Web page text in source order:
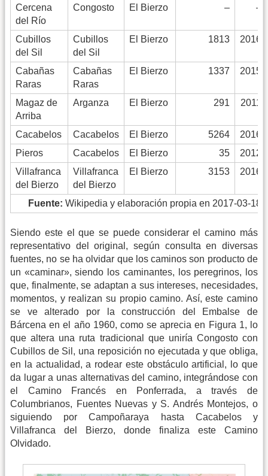
Cercena
del Río
Congosto El Bierzo – –
Cubillos
del Sil
Cubillos
del Sil
El Bierzo 1813 2016
Cabañas
Raras
Cabañas
Raras
El Bierzo 1337 2015
Magaz de
Arriba
Arganza El Bierzo 291 2011
Cacabelos Cacabelos El Bierzo 5264
2016
Pieros
Cacabelos El Bierzo 35
2012
Villafranca
del Bierzo
Villafranca
del Bierzo
El Bierzo 3153 2016
Fuente: Wikipedia y elaboración propia en 2017-03-18
Siendo este el que se puede considerar el camino más
representativo del original, según consulta en diversas
fuentes, no se ha olvidar que los caminos son producto de
un «caminar», siendo los caminantes, los peregrinos, los
que, finalmente, se adaptan a sus intereses, necesidades,
momentos, y realizan su propio camino. Así, este camino
se ve alterado por la construcción del Embalse de
Bárcena en el año 1960, como se aprecia en Figura 1, lo
que altera una ruta tradicional que uniría Congosto con
Cubillos de Sil, una reposición no ejecutada y que obliga,
en la actualidad, a rodear este obstáculo artificial, lo que
da lugar a unas alternativas del camino, integrándose con
el Camino Francés en Ponferrada, a través de
Columbrianos, Fuentes Nuevas y S. Andrés Montejos, o
siguiendo por Campoñaraya hasta Cacabelos y
Villafranca del Bierzo, donde finaliza este Camino
Olvidado.